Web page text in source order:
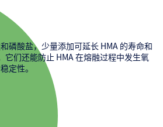
磷酸盐，少量添加可延长 HMA 的寿命和
它们还能防止 HMA 在熔融过程中发生氧
定性。